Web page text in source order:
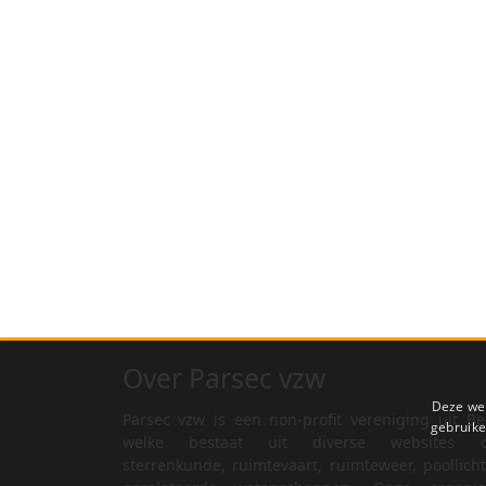
Parsec vzw is een non-profit vereniging uit
welke bestaat uit diverse websites
Deze